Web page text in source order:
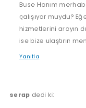
Buse Hanım
çalışıyor muydu?
hizmetlerini arayın
ise bize ulaştırın
Yanıtla
serap dedi ki: